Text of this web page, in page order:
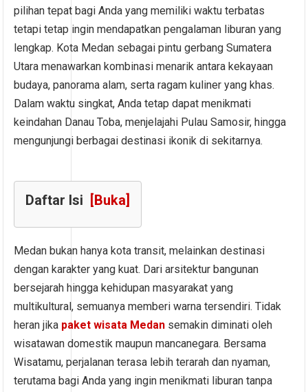
pilihan tepat bagi Anda yang memiliki waktu terbatas
tetapi tetap ingin mendapatkan pengalaman liburan yang
lengkap. Kota Medan sebagai pintu gerbang Sumatera
Utara menawarkan kombinasi menarik antara kekayaan
budaya, panorama alam, serta ragam kuliner yang khas.
Dalam waktu singkat, Anda tetap dapat menikmati
keindahan Danau Toba, menjelajahi Pulau Samosir, hingga
mengunjungi berbagai destinasi ikonik di sekitarnya.
Daftar Isi [Buka]
Medan bukan hanya kota transit, melainkan destinasi
dengan karakter yang kuat. Dari arsitektur bangunan
bersejarah hingga kehidupan masyarakat yang
multikultural, semuanya memberi warna tersendiri. Tidak
heran jika paket wisata Medan semakin diminati oleh
wisatawan domestik maupun mancanegara. Bersama
Wisatamu, perjalanan terasa lebih terarah dan nyaman,
terutama bagi Anda yang ingin menikmati liburan tanpa